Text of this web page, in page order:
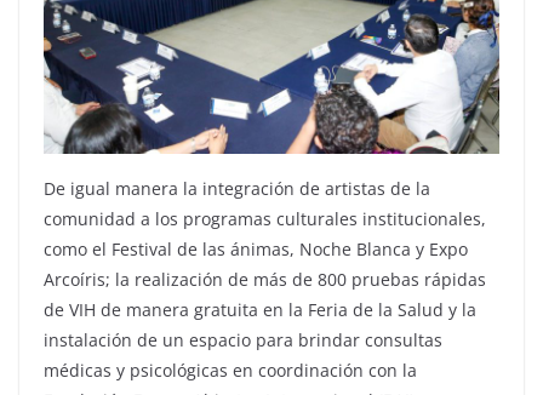
De igual manera la integración de artistas de la
comunidad a los programas culturales institucionales,
como el Festival de las ánimas, Noche Blanca y Expo
Arcoíris; la realización de más de 800 pruebas rápidas
de VIH de manera gratuita en la Feria de la Salud y la
instalación de un espacio para brindar consultas
médicas y psicológicas en coordinación con la